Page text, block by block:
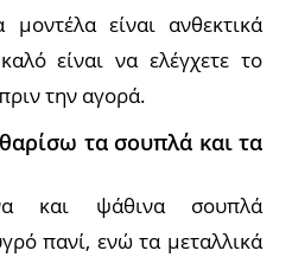
μοντέλα είναι ανθεκτικά
είναι να ελέγχετε το
την αγορά.
τα σουπλά και τα
και ψάθινα σουπλά
πανί, ενώ τα μεταλλικά